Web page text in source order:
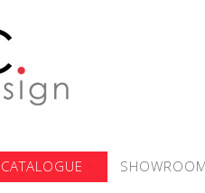
CATALOGUE SHOWROOM